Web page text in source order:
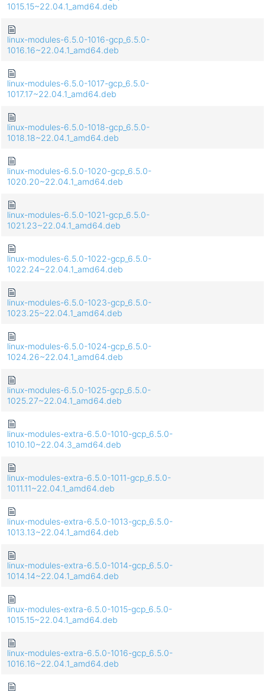
1015.15~22.04.1_amd64.deb
linux-modules-6.5.0-1016-gcp_6.5.0-
1016.16~22.04.1_amd64.deb
linux-modules-6.5.0-1017-gcp_6.5.0-
1017.17~22.04.1_amd64.deb
linux-modules-6.5.0-1018-gcp_6.5.0-
1018.18~22.04.1_amd64.deb
linux-modules-6.5.0-1020-gcp_6.5.0-
1020.20~22.04.1_amd64.deb
linux-modules-6.5.0-1021-gcp_6.5.0-
1021.23~22.04.1_amd64.deb
linux-modules-6.5.0-1022-gcp_6.5.0-
1022.24~22.04.1_amd64.deb
linux-modules-6.5.0-1023-gcp_6.5.0-
1023.25~22.04.1_amd64.deb
linux-modules-6.5.0-1024-gcp_6.5.0-
1024.26~22.04.1_amd64.deb
linux-modules-6.5.0-1025-gcp_6.5.0-
1025.27~22.04.1_amd64.deb
linux-modules-extra-6.5.0-1010-gcp_6.5.0-
1010.10~22.04.3_amd64.deb
linux-modules-extra-6.5.0-1011-gcp_6.5.0-
1011.11~22.04.1_amd64.deb
linux-modules-extra-6.5.0-1013-gcp_6.5.0-
1013.13~22.04.1_amd64.deb
linux-modules-extra-6.5.0-1014-gcp_6.5.0-
1014.14~22.04.1_amd64.deb
linux-modules-extra-6.5.0-1015-gcp_6.5.0-
1015.15~22.04.1_amd64.deb
linux-modules-extra-6.5.0-1016-gcp_6.5.0-
1016.16~22.04.1_amd64.deb